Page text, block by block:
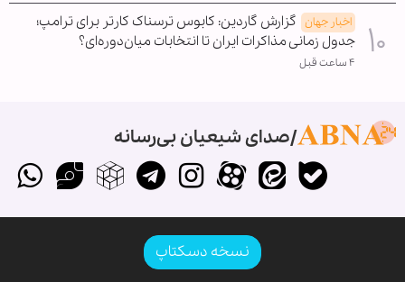
اخبار جهان گزارش گاردین: کابوس ترسناک کارتر برای ترامپ؛
جدول زمانی مذاکرات ایران تا انتخابات میان‌دوره‌ای؟
۴ ساعت قبل
صدای شیعیان بی‌رسانه
نسخه دسکتاپ